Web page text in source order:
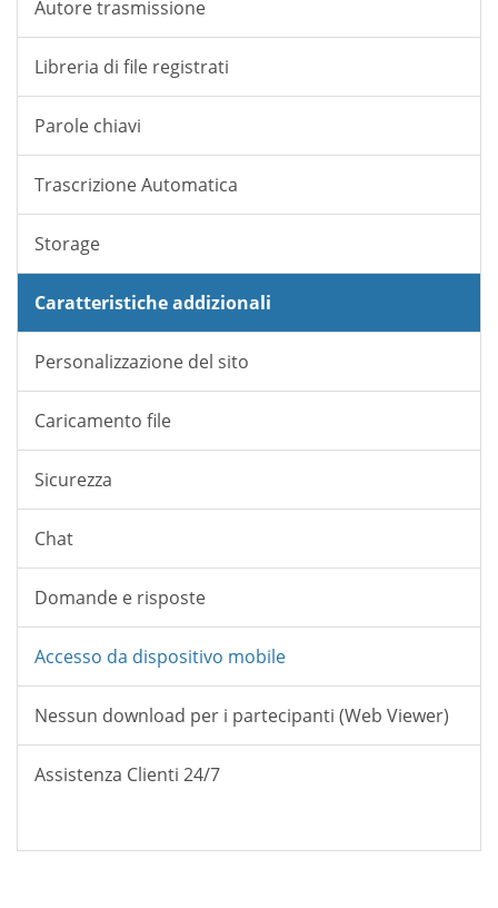
Autore trasmissione
Libreria di file registrati
Parole chiavi
Trascrizione Automatica
Storage
Caratteristiche addizionali
Personalizzazione del sito
Caricamento file
Sicurezza
Chat
Domande e risposte
Accesso da dispositivo mobile
Nessun download per i partecipanti (Web Viewer)
Assistenza Clienti 24/7